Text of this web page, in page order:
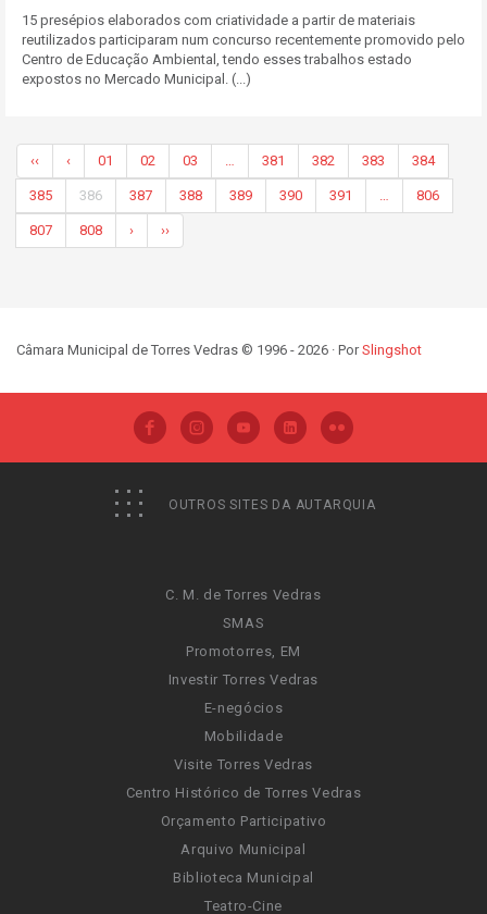
15 presépios elaborados com criatividade a partir de materiais
reutilizados participaram num concurso recentemente promovido pelo
Centro de Educação Ambiental, tendo esses trabalhos estado
expostos no Mercado Municipal. (...)
‹‹ ‹ 01 02 03 381 382 383 384
385 386 387 388 389 390 391 806
807 808 › ››
Câmara Municipal de Torres Vedras © 1996 - 2026 · PorSlingshot
OUTROS SITES DA AUTARQUIA
C. M. de Torres Vedras
SMAS
Promotorres, EM
Investir Torres Vedras
E-negócios
Mobilidade
Visite Torres Vedras
Centro Histórico de Torres Vedras
Orçamento Participativo
Arquivo Municipal
Biblioteca Municipal
Teatro-Cine